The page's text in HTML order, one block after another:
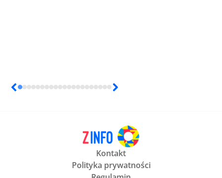
Kontakt
Polityka prywatności